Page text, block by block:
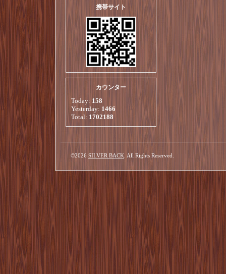
携帯サイト
カウンター
Today: 158
Yesterday: 1466
Total: 1702188
©2026 SILVER BACK . All Rights Reserved.